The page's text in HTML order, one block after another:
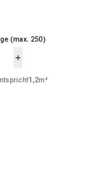
(max. 250)
1,2m²